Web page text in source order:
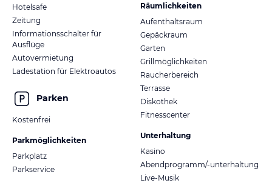
Hotelsafe
Zeitung
Informationsschalter für
Ausflüge
Autovermietung
Ladestation für Elektroautos
Parken
Kostenfrei
Parkmöglichkeiten
Parkplatz
Parkservice
Räumlichkeiten
Aufenthaltsraum
Gepäckraum
Garten
Grillmöglichkeiten
Raucherbereich
Terrasse
Diskothek
Fitnesscenter
Unterhaltung
Kasino
Abendprogramm/-unterhaltung
Live-Musik